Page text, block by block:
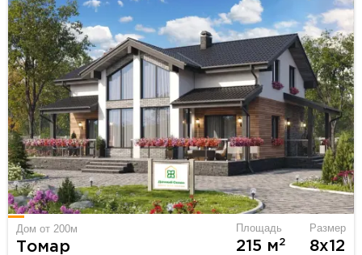
Дом от 200м
Томар
Площадь
215 м2
Размер
8х12